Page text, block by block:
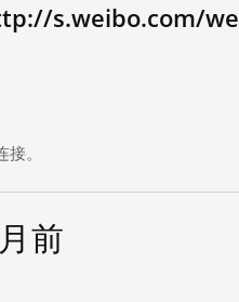
s.weibo.com/
。
前